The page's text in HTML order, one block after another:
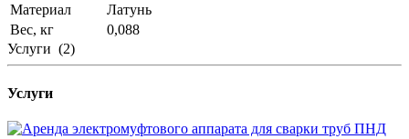
Материал
Латунь
Вес, кг
0,088
Услуги (2)
Услуги